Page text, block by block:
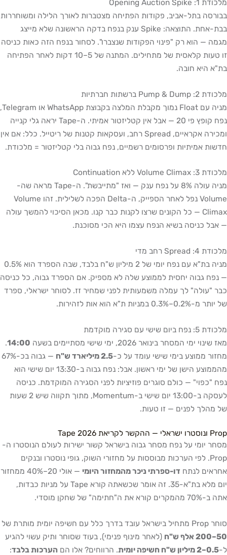
מלכודת 1: Opening Auction Spike
בבורסה בתל-אביב, פקודות הפתיחה מצטברות לאורך הלילה ומשוחררות
בבת-אחת. התוצאה: Spike ענק בנפח בדקה הראשונה שלא מייצג
מגמה — הוא רק "פינוי הפקודות שנצברו". לסחור בנפח הזה כאות כניסה
זו טעות קלאסית של מתחילים. המתנה של 5–10 דקות לאחר הפתיחה
בת"א היא חובה.
מלכודת 2: Pump & Dump ברשתות חברתיות
מניה עם Float נמוך מקבלת המלצה בקבוצת WhatsApp או Telegram,
נפח קופץ פי 20 — אבל אין קטליזטור אמיתי. ה-Tape יראה גלי קנייה
ומכירה אקראיים, Spread רחב, ועסקאות קטנות של ריטייל. כלל: אם אין
חדשות אמיתיות ופרסומים רשמיים, נפח גבוה בלי קטליזטור = מלכודת.
מלכודת 3: Volume Climax ללא Continuation
מניה עולה 8% על נפח ענק — ואז "מתייבשת". ה-Tape מראה שה-
Volume נפל לאחר הספייק, ה-Delta הפכה לשלילית. זהו Volume
Climax — כל הקונים שרצו לקנות כבר קנו. מכאן הסיכוי להמשך עולה
— אבל כניסה בשיא הנפח עצמו היא הכי מסוכנת.
מלכודת 4: Spread רחב מדי
מניה בת"א עם נפח יומי של 2 מיליון ש"ח בלבד, שבה הספרד הוא 0.5%
— נפח גבוה יחסית לממוצע שלה לא מספיק. אם הספרד גבוה, כל כניסה
כבר "עולה" לך עמלה משמעותית לפני שמחיר זז. לסוחר ישראלי, ספרד
של יותר מ-0.2%–0.3% במניות ת"א הוא אות לזהירות.
מלכודת 5: נפח ביום שישי עם סגירה מוקדמת
מאז שינוי ימי המסחר בינואר 2026, ימי שישי מסתיימים בשעה
14:00
.
מחזור ממוצע בימי שישי עומד על כ-2.5 מיליארד ש"ח
— גבוה בכ-67%
מהממוצע הישן של ימי ראשון. אבל: נפח גבוה ב-13:30 יום שישי הוא
נפח "כפוי" — כולם סוגרים פוזיציות לפני הסגירה המוקדמת. כניסה
לעסקה ב-13:00 יום שישי ב-Momentum, מתוך תקווה שיש 2 שעות
של מהלך לפנים — זו טעות.
Prop ונוסטרו ישראלי — ההקשר לקריאת Tape 2026
מסחר יומי על נפח מסחר גבוה בישראל קשור ישירות לעולם הנוסטרו ה-
Prop. לפי הערכות מבוססות על מחזורי השוק, גופי נוסטרו ובנקים
אחראים לנתח דו-ספרתי ניכר מהמחזור היומי
— אולי 20–40% ממחזור
יום מלא בת"א-35. זה אומר שכשאתה קורא Tape על מניות כבדות,
אתה ב-70% מהמקרים קורא את ה"חתימה" של שחקן מוסדי.
סוחר Prop מתחיל בישראל עובד בדרך כלל עם חשיפה יומית מותרת של
50–200 אלף ש"ח
(לאחר מינוף פנימי), בעוד שסוחר ותיק עשוי להגיע
ל-0.5–2 מיליון ש"ח חשיפה יומית . הרווחים? אלו הם הערכות בלבד: